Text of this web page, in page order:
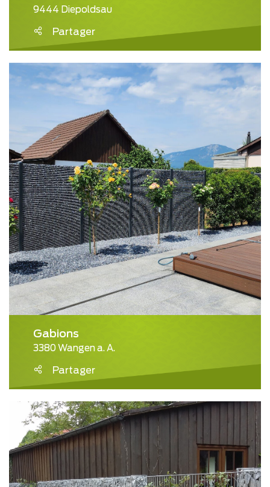
9444 Diepoldsau
Partager
Gabions
3380 Wangen a. A.
Partager